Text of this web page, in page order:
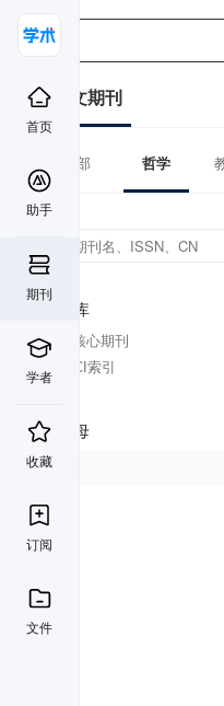
首页
助手
期刊
学者
收藏
订阅
文件
中文期刊
全部 哲学
数据库
北大核心期刊
CSSCI索引
首字母
D